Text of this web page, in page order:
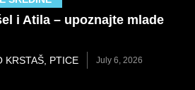
i Atila – upoznajte mlade
KRSTAŠ PTICE July 6, 2026